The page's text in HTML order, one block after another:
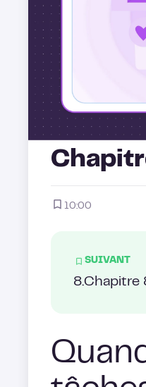
10:00
SUIVANT
8.Chapitre